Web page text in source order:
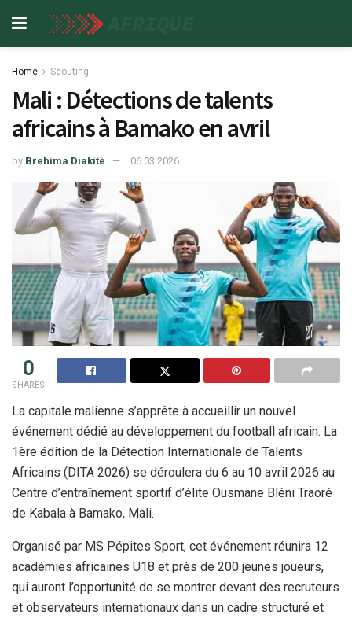
Home Scouting
Mali : Détections de talents
africains à Bamako en avril
by Brehima Diakité 06.03.2026
0
SHARES
La capitale malienne s’apprête à accueillir un nouvel
événement dédié au développement du football africain. La
1ère édition de la Détection Internationale de Talents
Africains (DITA 2026) se déroulera du 6 au 10 avril 2026 au
Centre d’entraînement sportif d’élite Ousmane Bléni Traoré
de Kabala à Bamako, Mali.
Organisé par MS Pépites Sport, cet événement réunira 12
académies africaines U18 et près de 200 jeunes joueurs,
qui auront l’opportunité de se montrer devant des recruteurs
et observateurs internationaux dans un cadre structuré et